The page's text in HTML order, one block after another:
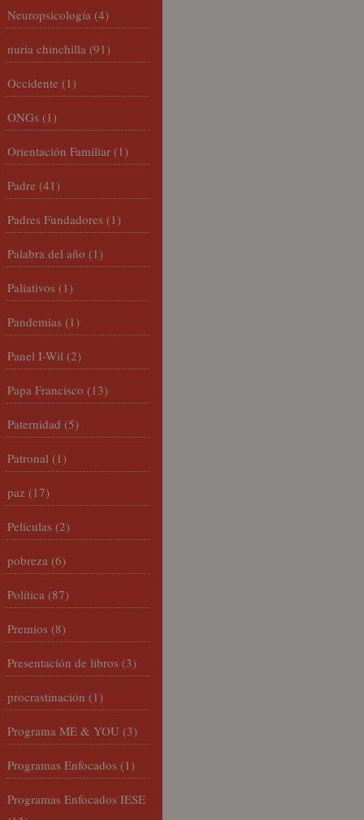
Neuropsicología (4)
nuria chinchilla (91)
Occidente (1)
ONGs (1)
Orientación Familiar (1)
Padre (41)
Padres Fundadores (1)
Palabra del año (1)
Paliativos (1)
Pandemias (1)
Panel I-Wil (2)
Papa Francisco (13)
Paternidad (5)
Patronal (1)
paz (17)
Películas (2)
pobreza (6)
Política (87)
Premios (8)
Presentación de libros (3)
procrastinación (1)
Programa ME & YOU (3)
Programas Enfocados (1)
Programas Enfocados IESE